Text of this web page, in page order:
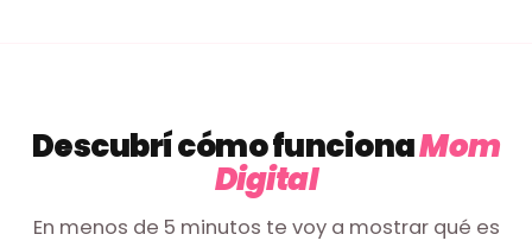
Descubrí cómo funcionaMom
Digital
En menos de 5 minutos te voy a mostrar qué es